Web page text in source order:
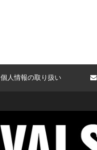
個人情報の取り扱い